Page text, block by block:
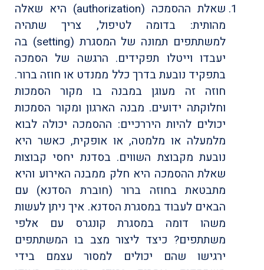
שאלת ההסמכה (authorization) היא שאלה
מהותית: בדומה לטיפול, צריך שתהיה
למשתתפים תמונה של המסגרת (setting) בה
יעבדו וייטלו תפקידים. הרגשה של הסמכה
בתפקיד נובעת בדרך כלל ממנדט או חוזה ברור.
חוזה זה מעוגן במבנה בו מקור הסמכות
וחלוקתה ידועים. מבנה הארגון ומקור הסמכות
יכולים להיות היררכיים: ההסמכה יכולה לבוא
מלמעלה או מלמטה, או אופקית, כאשר היא
נובעת מקבוצת השווים. בסדנת יחסי קבוצות
שאלת ההסמכה היא חלק ממבנה האירוע והיא
מתבטאת בחוזה ברור (חוברת הסדנא) עם
הבאים לעבוד במסגרת הסדנא. איך ניתן לעשות
משהו דומה במסגרת קונגרס עם אלפי
משתתפים? כיצד ליצור מצב בו המשתתפים
ירגישו שהם יכולים למסור עצמם בידי